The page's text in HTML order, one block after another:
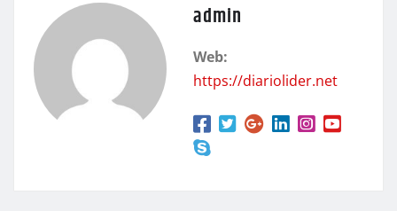
admin
Web:
https://diariolider.net